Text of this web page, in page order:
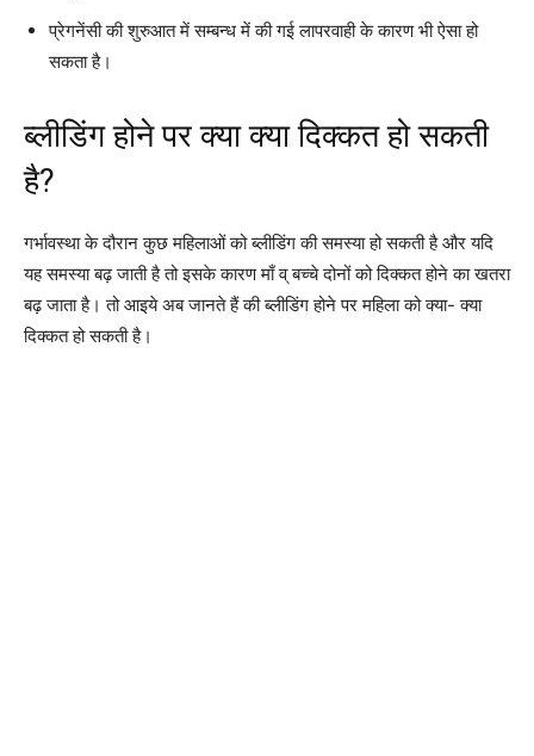
प्रेगनेंसी की शुरुआत में सम्बन्ध में की गई लापरवाही के कारण भी ऐसा हो
सकता है।
ब्लीडिंग होने पर क्या क्या दिक्कत हो सकती
है?
गर्भावस्था के दौरान कुछ महिलाओं को ब्लीडिंग की समस्या हो सकती है और यदि
यह समस्या बढ़ जाती है तो इसके कारण माँ व् बच्चे दोनों को दिक्कत होने का खतरा
बढ़ जाता है। तो आइये अब जानते हैं की ब्लीडिंग होने पर महिला को क्या- क्या
दिक्कत हो सकती है।